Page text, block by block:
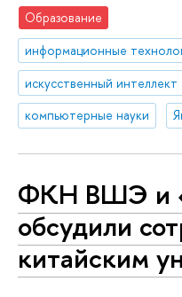
Образование
информационные
искусственный интеллект
компьютерные науки
ФКН ВШЭ и
обсудили
китайским